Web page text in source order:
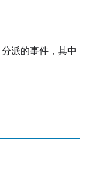
分派的事件，其中